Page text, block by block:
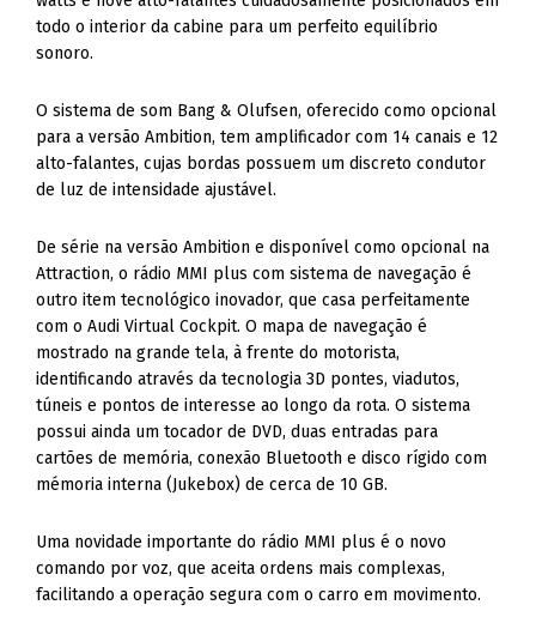
de luz de intensidade ajustável.
De série na versão Ambition e disponível como opcional na
com o Audi Virtual Cockpit. O mapa de navegação é
mostrado na grande tela, à frente do motorista,
identificando através da tecnologia 3D pontes, viadutos,
túneis e pontos de interesse ao longo da rota. O sistema
possui ainda um tocador de DVD, duas entradas para
cartões de memória, conexão Bluetooth e disco rígido com
mémoria interna (Jukebox) de cerca de 10 GB.
Uma novidade importante do rádio MMI plus é o novo
Entre os sistemas de assistência ao condutor, destaca-se o
novo controle de velocidade de cruzeiro (piloto